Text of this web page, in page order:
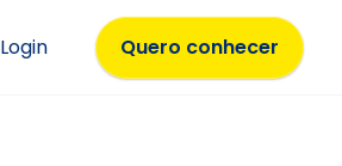
Login Quero conhecer